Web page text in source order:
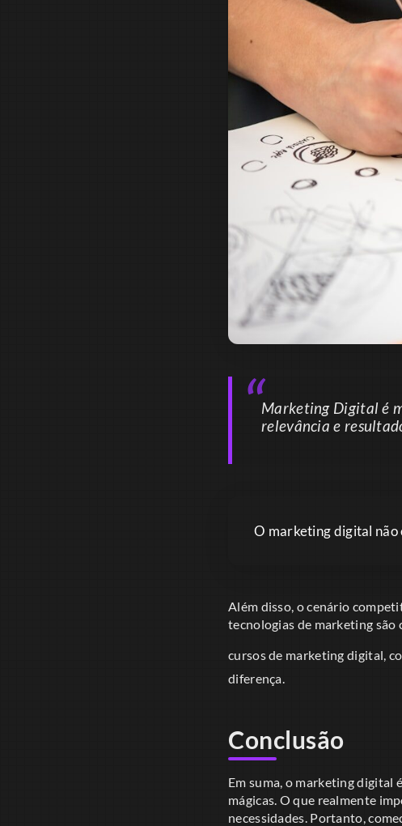
Marketing Digital é
relevância e
O marketing digital não
Além disso, o cenário
tecnologias de marketing
cursos de marketing digital,
diferença.
Conclusão
Em suma, o marketing digital
mágicas. O que realmente
necessidades. Portanto,